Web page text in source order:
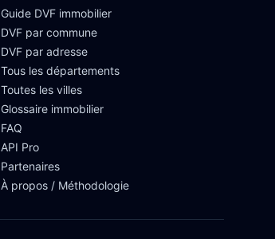
Guide DVF immobilier
DVF par commune
DVF par adresse
Tous les départements
Toutes les villes
Glossaire immobilier
FAQ
API Pro
Partenaires
À propos / Méthodologie